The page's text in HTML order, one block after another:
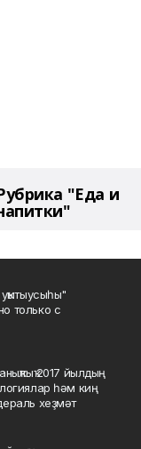
"Еда и
только с
2017 йылдың
һәм киң
хеҙмәт